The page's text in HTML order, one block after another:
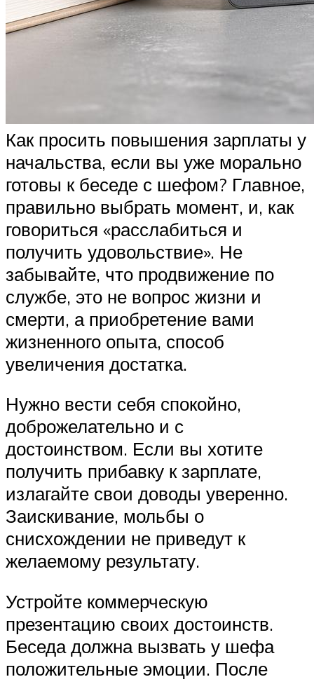
Как просить повышения зарплаты у
начальства, если вы уже морально
готовы к беседе с шефом? Главное,
правильно выбрать момент, и, как
говориться «расслабиться и
получить удовольствие». Не
забывайте, что продвижение по
службе, это не вопрос жизни и
смерти, а приобретение вами
жизненного опыта, способ
увеличения достатка.
Нужно вести себя спокойно,
доброжелательно и с
достоинством. Если вы хотите
получить прибавку к зарплате,
излагайте свои доводы уверенно.
Заискивание, мольбы о
снисхождении не приведут к
желаемому результату.
Устройте коммерческую
презентацию своих достоинств.
Беседа должна вызвать у шефа
положительные эмоции. После